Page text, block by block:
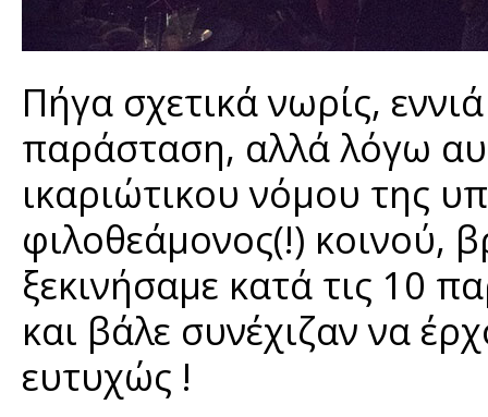
Πήγα σχετικά νωρίς,
παράσταση, αλλά λόγω
ικαριώτικου νόμου της
φιλοθεάμονος(!) κοινού,
ξεκινήσαμε κατά τις 10
και βάλε συνέχιζαν να
ευτυχώς !